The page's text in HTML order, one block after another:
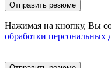
Отправить резюме
Нажимая на кнопку, Вы
обработки персональных